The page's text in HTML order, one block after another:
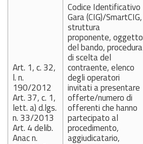
Art. 1, c. 32,
l. n.
190/2012
Art. 37, c. 1,
lett. a) d.lgs.
n. 33/2013
Art. 4 delib.
Anac n.
Codice Identificativo
Gara (CIG)/SmartCIG,
struttura
proponente, oggetto
del bando, procedura
di scelta del
contraente, elenco
degli operatori
invitati a presentare
offerte/numero di
offerenti che hanno
partecipato al
procedimento,
aggiudicatario,